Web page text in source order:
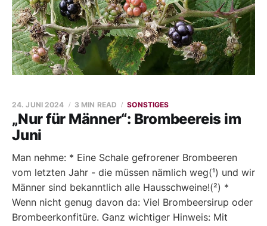
„Nur für Männer“: Brombeereis im
Juni
24. JUNI 2024 3 MIN READ SONSTIGES
Man nehme: * Eine Schale gefrorener Brombeeren
vom letzten Jahr - die müssen nämlich weg(¹) und wir
Männer sind bekanntlich alle Hausschweine!(²) *
Wenn nicht genug davon da: Viel Brombeersirup oder
Brombeerkonfitüre. Ganz wichtiger Hinweis: Mit